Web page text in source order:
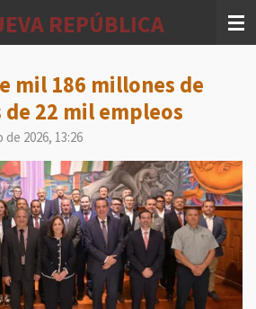
REPÚBLICA
mil 186 millones de
22 mil empleos
2026, 13:26